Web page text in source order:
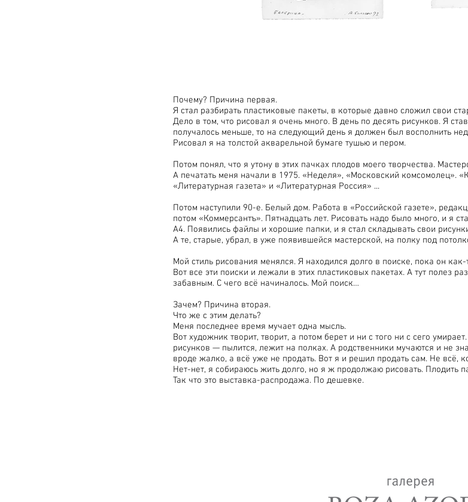
Почему? Причина первая.
Я стал разбирать пластиковые пакеты, в которые давно сложил свои
Дело в том, что рисовал я очень много. В день по десять рисунков. Я
получалось меньше, то на следующий день я должен был восполнить
Рисовал я на толстой акварельной бумаге тушью и пером.
Потом понял, что я утону в этих пачках плодов моего творчества.
А печатать меня начали в 1975. «Неделя», «Московский комсомолец».
«Литературная газета» и «Литературная Россия» ...
Потом наступили 90-е. Белый дом. Работа в «Российской газете»,
потом «Коммерсантъ». Пятнадцать лет. Рисовать надо было много, и я
А4. Появились файлы и хорошие папки, и я стал складывать свои
А те, старые, убрал, в уже появившейся мастерской, на полку под
Мой стиль рисования менялся. Я находился долго в поиске, пока он
Вот все эти поиски и лежали в этих пластиковых пакетах. А тут полез
забавным. С чего всё начиналось. Мой поиск…
Зачем? Причина вторая.
Что же с этим делать?
Меня последнее время мучает одна мысль.
Вот художник творит, творит, а потом берет и ни с того ни с сего
рисунков — пылится, лежит на полках. А родственники мучаются и не
вроде жалко, а всё уже не продать. Вот я и решил продать сам. Не всё,
Нет-нет, я собираюсь жить долго, но я ж продолжаю рисовать. Плодить
Так что это выставка-распродажа. По дешевке.